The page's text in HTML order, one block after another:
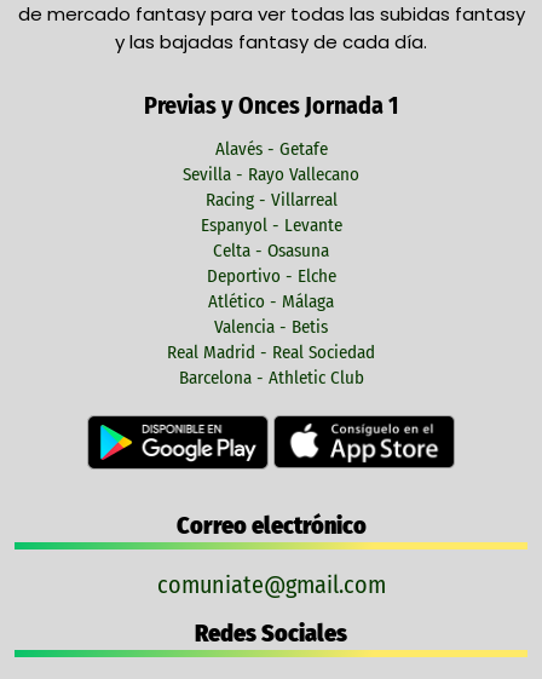
de mercado fantasy para ver todas las subidas fantasy
y las bajadas fantasy de cada día.
Previas y Onces Jornada 1
Alavés - Getafe
Sevilla - Rayo Vallecano
Racing - Villarreal
Espanyol - Levante
Celta - Osasuna
Deportivo - Elche
Atlético - Málaga
Valencia - Betis
Real Madrid - Real Sociedad
Barcelona - Athletic Club
Correo electrónico
comuniate@gmail.com
Redes Sociales